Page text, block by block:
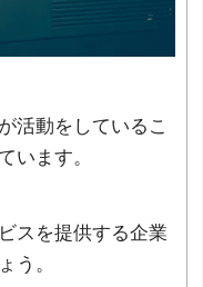
活動をしているこ
います。
スを提供する企業
う。